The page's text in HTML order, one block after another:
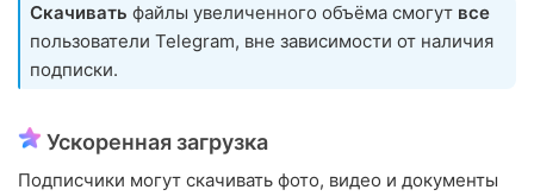
Скачивать файлы увеличенного объёма смогут все
пользователи Telegram, вне зависимости от наличия
подписки.
Ускоренная загрузка
Подписчики могут скачивать фото, видео и документы